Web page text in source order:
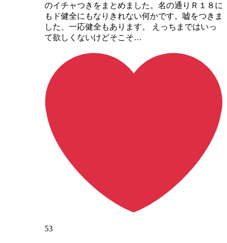
のイチャつきをまとめました。名の通りＲ１８に
もド健全にもなりきれない何かです。嘘をつきま
した、一応健全もあります。 えっちまではいっ
て欲しくないけどそこそ…
53